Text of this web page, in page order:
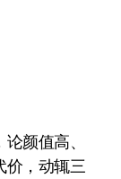
颜值高、
价，动辄三